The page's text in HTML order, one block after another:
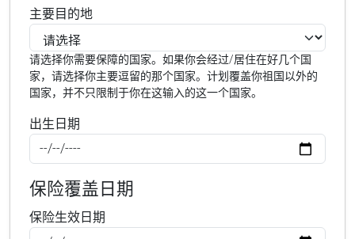
主要目的地
请选择你需要保障的国家。如果你会经过/居住在好几个国
家，请选择你主要逗留的那个国家。计划覆盖你祖国以外的
国家，并不只限制于你在这输入的这一个国家。
出生日期
保险覆盖日期
保险生效日期